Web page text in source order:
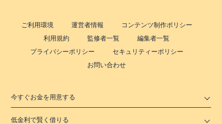
ご利用環境 運営者情報
コンテンツ制作ポリシー
利用規約
監修者一覧
編集者一覧
プライバシーポリシー
セキュリティーポリシー
お問い合わせ
今すぐお金を用意する
低金利で賢く借りる